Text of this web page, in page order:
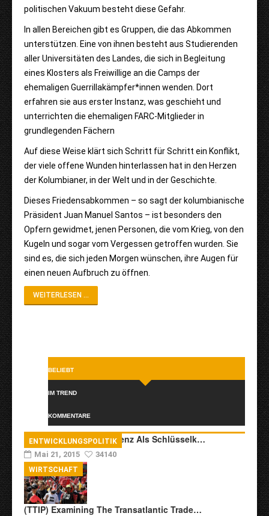
politischen Vakuum besteht diese Gefahr.
In allen Bereichen gibt es Gruppen, die das Abkommen
unterstützen. Eine von ihnen besteht aus Studierenden
aller Universitäten des Landes, die sich in Begleitung
eines Klosters als Freiwillige an die Camps der
ehemaligen Guerrillakämpfer*innen wenden. Dort
erfahren sie aus erster Instanz, was geschieht und
unterrichten die ehemaligen FARC-Mitglieder in
grundlegenden Fächern
Auf diese Weise klärt sich Schritt für Schritt ein Konflikt,
der viele offene Wunden hinterlassen hat in den Herzen
der Kolumbianer, in der Welt und in der Geschichte.
Dieses Friedensabkommen – so sagt der kolumbianische
Präsident Juan Manuel Santos – ist besonders den
Opfern gewidmet, jenen Personen, die vom Krieg, von den
Kugeln und sogar vom Vergessen getroffen wurden. Sie
sind es, die sich jeden Morgen wünschen, ihre Augen für
einen neuen Aufbruch zu öffnen.
WEITERLESEN ...
BELIEBT
IM TREND
KOMMENTARE
Transkulturelle Kompetenz Als Schlüsselk…
Mai 21, 2015 34140
ENTWICKLUNGSPOLITIK
(TTIP) Examining The Transatlantic Trade…
WIRTSCHAFT